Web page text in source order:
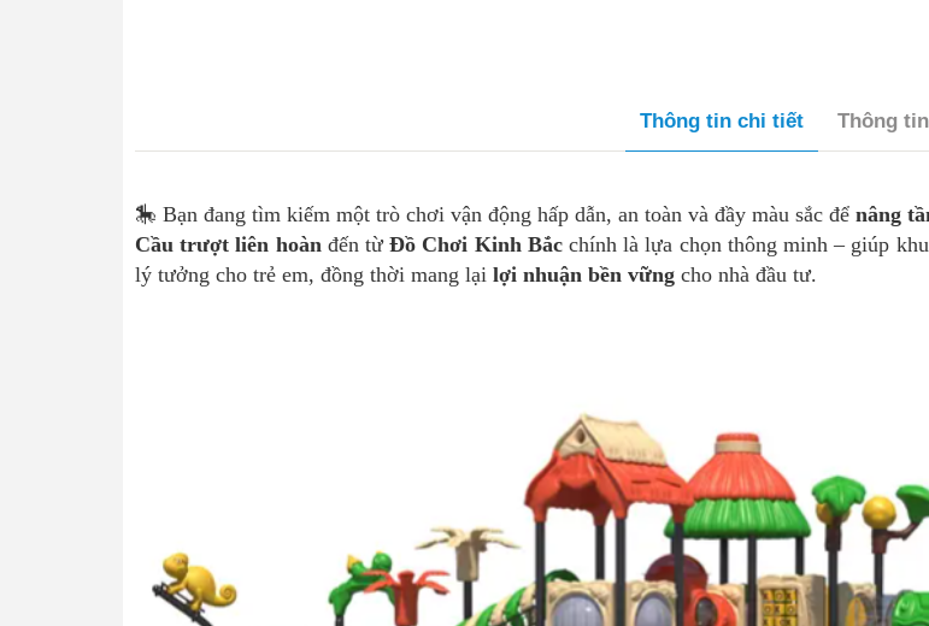
Thông tin chi tiết Thông
🎠 Bạn đang tìm kiếm một trò chơi vận động hấp dẫn, an toàn và đầy màu sắc để nâng
Cầu trượt liên hoànđến từĐồ Chơi Kinh Bắcchính là lựa chọn thông minh – giúp
lý tưởng cho trẻ em, đồng thời mang lại lợi nhuận bền vững cho nhà đầu tư.